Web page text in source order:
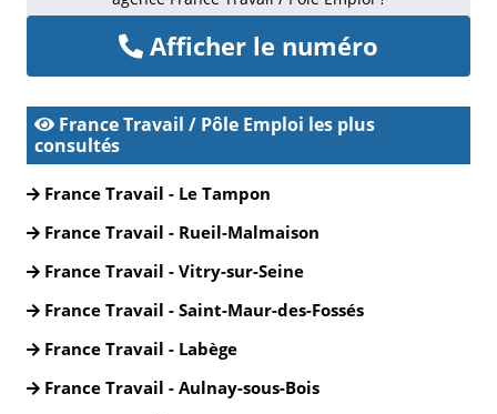
Afficher le numéro
France Travail / Pôle Emploi les plus
consultés
France Travail - Le Tampon
France Travail - Rueil-Malmaison
France Travail - Vitry-sur-Seine
France Travail - Saint-Maur-des-Fossés
France Travail - Labège
France Travail - Aulnay-sous-Bois